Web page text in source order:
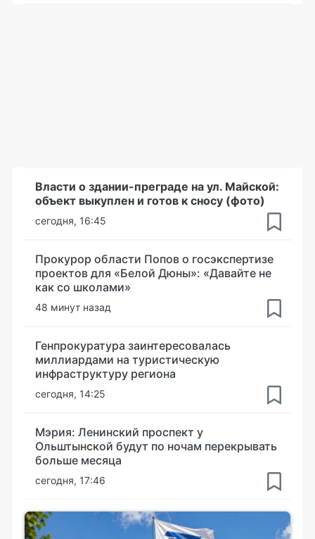
Власти о здании-преграде на ул. Майской:
объект выкуплен и готов к сносу (фото)
сегодня, 16:45
Прокурор области Попов о госэкспертизе
проектов для «Белой Дюны»: «Давайте не
как со школами»
48 минут назад
Генпрокуратура заинтересовалась
миллиардами на туристическую
инфраструктуру региона
сегодня, 14:25
Мэрия: Ленинский проспект у
Ольштынской будут по ночам перекрывать
больше месяца
сегодня, 17:46